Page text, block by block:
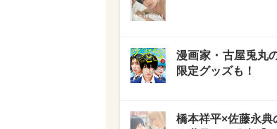
漫画家・古屋兎丸
限定グッズも！
橋本祥平×佐藤永